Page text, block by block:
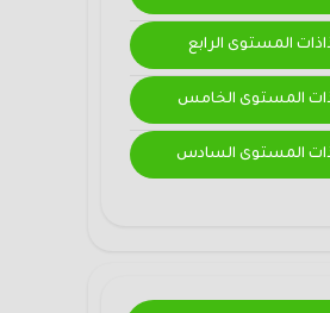
المستوى الرابع
المستوى الخامس
المستوى السادس